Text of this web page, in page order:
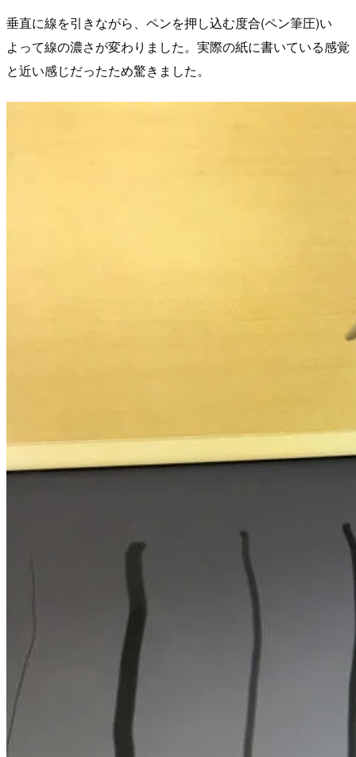
垂直に線を引きながら、ペンを押し込む度合(ペン筆圧)い
よって線の濃さが変わりました。実際の紙に書いている感覚
と近い感じだったため驚きました。